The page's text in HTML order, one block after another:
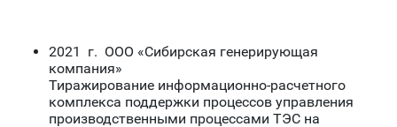
2021 г. ООО «Сибирская генерирующая
компания»
Тиражирование информационно-расчетного
комплекса поддержки процессов управления
производственными процессами ТЭС на